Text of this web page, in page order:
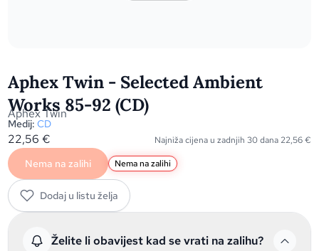
Aphex Twin - Selected Ambient
Works 85-92 (CD)
Aphex Twin
Medij: CD
22,56€ Najniža cijena u zadnjih 30 dana 22,56€
Nema na zalihi Nema na zalihi
Dodaj u listu želja
Želite li obavijest kad se vrati na zalihu?